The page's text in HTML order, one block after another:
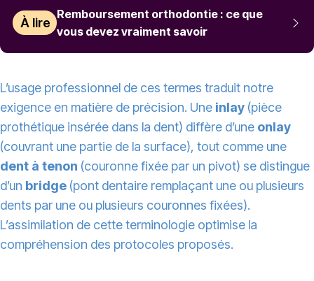
À lire
Remboursement orthodontie : ce que
vous devez vraiment savoir
L’usage professionnel de ces termes traduit notre
exigence en matière de précision. Une inlay (pièce
prothétique insérée dans la dent) diffère d’une onlay
(couvrant une partie de la surface), tout comme une
dent à tenon (couronne fixée par un pivot) se distingue
d’un bridge (pont dentaire remplaçant une ou plusieurs
dents par une ou plusieurs couronnes fixées).
L’assimilation de cette terminologie optimise la
compréhension des protocoles proposés.